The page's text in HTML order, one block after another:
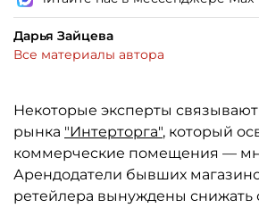
Дарья Зайцева
Все материалы автора
Некоторые эксперты связывают
рынка "Интерторга", который
коммерческие помещения —
Арендодатели бывших
ретейлера вынуждены снижать